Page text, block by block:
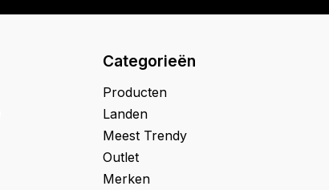
Categorieën
Producten
Landen
Meest Trendy
Outlet
Merken